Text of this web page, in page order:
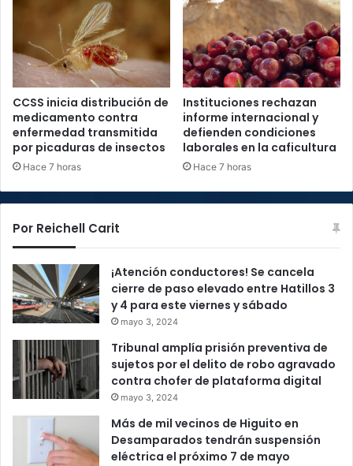
CCSS inicia distribución de
medicamento contra
enfermedad transmitida
por picaduras de insectos
Hace 7 horas
Instituciones rechazan
informe internacional y
defienden condiciones
laborales en la caficultura
Hace 7 horas
Por Reichell Carit
¡Atención conductores! Se cancela
cierre de paso elevado entre Hatillos 3
y 4 para este viernes y sábado
mayo 3, 2024
Tribunal amplía prisión preventiva de
sujetos por el delito de robo agravado
contra chofer de plataforma digital
mayo 3, 2024
Más de mil vecinos de Higuito en
Desamparados tendrán suspensión
eléctrica el próximo 7 de mayo